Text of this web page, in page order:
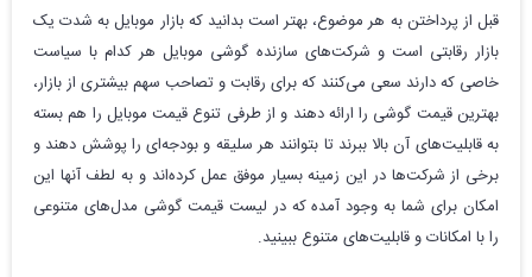
قبل از پرداختن به هر موضوع، بهتر است بدانید که بازار موبایل به شدت یک
بازار رقابتی است و شرکت‌های سازنده گوشی موبایل هر کدام با سیاست
خاصی که دارند سعی می‌کنند که برای رقابت و تصاحب سهم بیشتری از بازار،
بهترین قیمت گوشی را ارائه دهند و از طرفی تنوع قیمت موبایل را هم بسته
به قابلیت‌های آن بالا ببرند تا بتوانند هر سلیقه و بودجه‌ای را پوشش دهند و
برخی از شرکت‌ها در این زمینه بسیار موفق عمل کرده‌اند و به لطف آنها این
امکان برای شما به وجود آمده که در لیست قیمت گوشی مدل‌های متنوعی
را با امکانات و قابلیت‌های متنوع ببینید.